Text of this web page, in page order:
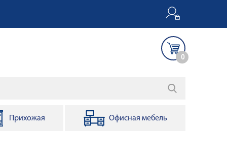
0
Прихожая Офисная мебель